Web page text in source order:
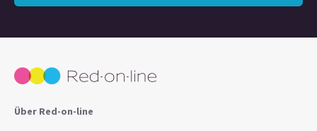
Über Red-on-line